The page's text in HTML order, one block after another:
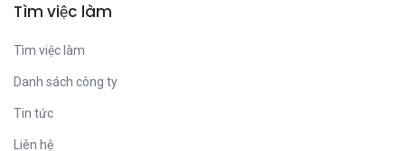
Tìm việc làm
Tìm việc làm
Danh sách công ty
Tin tức
Liên hệ